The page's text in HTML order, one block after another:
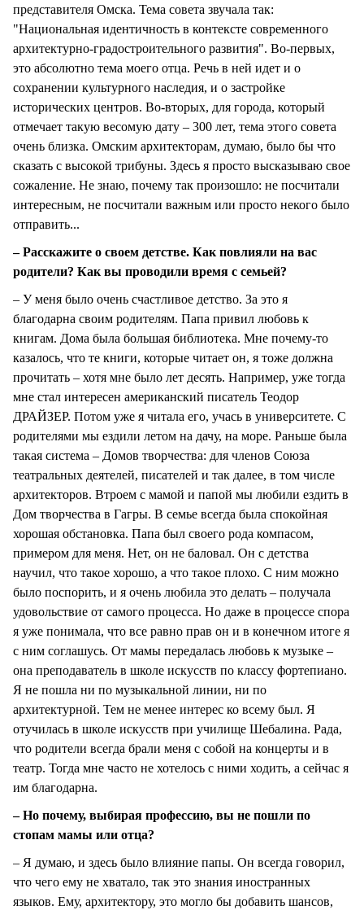
представителя Омска. Тема совета звучала так:
"Национальная идентичность в контексте современного
архитектурно-градостроительного развития". Во-первых,
это абсолютно тема моего отца. Речь в ней идет и о
сохранении культурного наследия, и о застройке
исторических центров. Во-вторых, для города, который
отмечает такую весомую дату – 300 лет, тема этого совета
очень близка. Омским архитекторам, думаю, было бы что
сказать с высокой трибуны. Здесь я просто высказываю свое
сожаление. Не знаю, почему так произошло: не посчитали
интересным, не посчитали важным или просто некого было
отправить...
– Расскажите о своем детстве. Как повлияли на вас
родители? Как вы проводили время с семьей?
– У меня было очень счастливое детство. За это я
благодарна своим родителям. Папа привил любовь к
книгам. Дома была большая библиотека. Мне почему-то
казалось, что те книги, которые читает он, я тоже должна
прочитать – хотя мне было лет десять. Например, уже тогда
мне стал интересен американский писатель Теодор
ДРАЙЗЕР. Потом уже я читала его, учась в университете. С
родителями мы ездили летом на дачу, на море. Раньше была
такая система – Домов творчества: для членов Союза
театральных деятелей, писателей и так далее, в том числе
архитекторов. Втроем с мамой и папой мы любили ездить в
Дом творчества в Гагры. В семье всегда была спокойная
хорошая обстановка. Папа был своего рода компасом,
примером для меня. Нет, он не баловал. Он с детства
научил, что такое хорошо, а что такое плохо. С ним можно
было поспорить, и я очень любила это делать – получала
удовольствие от самого процесса. Но даже в процессе спора
я уже понимала, что все равно прав он и в конечном итоге я
с ним соглашусь. От мамы передалась любовь к музыке –
она преподаватель в школе искусств по классу фортепиано.
Я не пошла ни по музыкальной линии, ни по
архитектурной. Тем не менее интерес ко всему был. Я
отучилась в школе искусств при училище Шебалина. Рада,
что родители всегда брали меня с собой на концерты и в
театр. Тогда мне часто не хотелось с ними ходить, а сейчас я
им благодарна.
– Но почему, выбирая профессию, вы не пошли по
стопам мамы или отца?
– Я думаю, и здесь было влияние папы. Он всегда говорил,
что чего ему не хватало, так это знания иностранных
языков. Ему, архитектору, это могло бы добавить шансов,